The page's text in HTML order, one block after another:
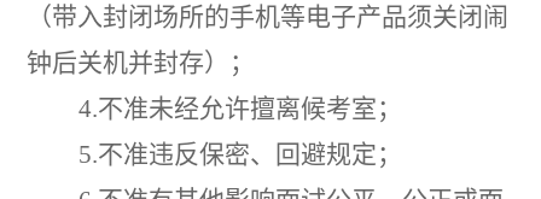
（带入封闭场所的手机等电子产品须关闭闹
钟后关机并封存）
；
4.不准未经允许擅离候考室；
5.不准违反保密、回避规定；